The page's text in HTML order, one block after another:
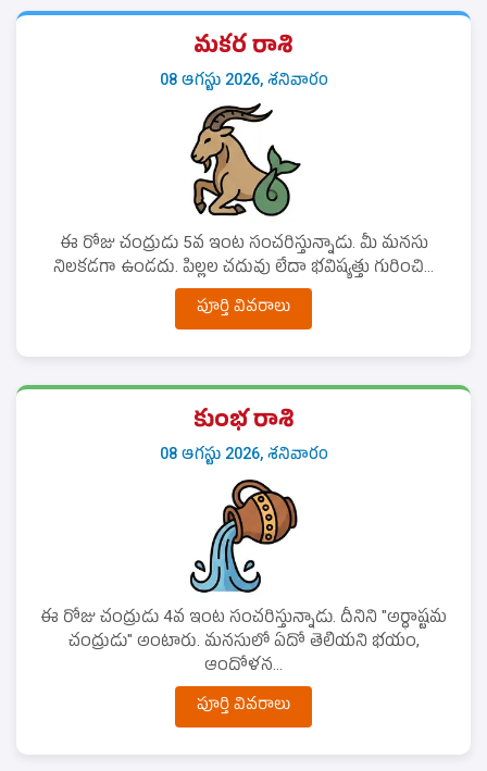
మకర రాశి
08 ఆగస్టు 2026, శనివారం
ఈ రోజు చంద్రుడు 5వ ఇంట సంచరిస్తున్నాడు. మీ మనసు
నిలకడగా ఉండదు. పిల్లల చదువు లేదా భవిష్యత్తు గురించి...
పూర్తి వివరాలు
కుంభ రాశి
08 ఆగస్టు 2026, శనివారం
ఈ రోజు చంద్రుడు 4వ ఇంట సంచరిస్తున్నాడు. దీనిని "అర్ధాష్టమ
చంద్రుడు" అంటారు. మనసులో ఏదో తెలియని భయం,
ఆందోళన...
పూర్తి వివరాలు